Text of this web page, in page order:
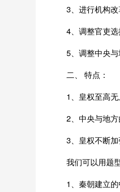
3、进行机构
4、调整官吏
5、调整中央
二、 特点：
1、皇权至高
2、中央与地
3、皇权不断加
我们可以用题
1、秦朝建立